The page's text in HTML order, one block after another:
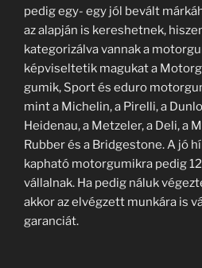
pedig egy- egy jól bevált
az alapján is kereshetnek,
kategorizálva vannak a
képviseltetik magukat a
gumik, Sport és eduro
mint a Michelin, a Pirelli, a
Heidenau, a Metzeler, a Deli, a
Rubber és a Bridgestone. A jó
kapható motorgumikra pedig
vállalnak. Ha pedig náluk
akkor az elvégzett munkára is
garanciát.